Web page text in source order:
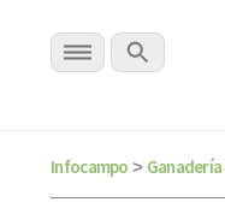
Infocampo > Ganadería